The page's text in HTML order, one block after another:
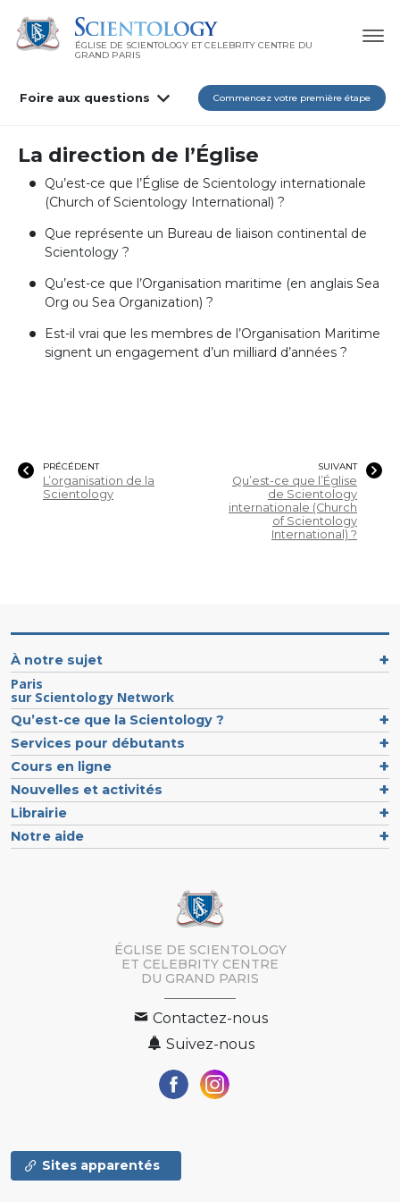
ÉGLISE DE SCIENTOLOGY ET CELEBRITY CENTRE DU
GRAND PARIS
Foire aux questions Commencez votre première étape
La direction de l’Église
Qu’est-ce que l’Église de Scientology internationale
(Church of Scientology International) ?
Que représente un Bureau de liaison continental de
Scientology ?
Qu’est-ce que l’Organisation maritime (en anglais Sea
Org ou Sea Organization) ?
Est-il vrai que les membres de l’Organisation Maritime
signent un engagement d’un milliard d’années ?
PRÉCÉDENT
L’organisation de la
Scientology
SUIVANT
Qu’est-ce que l’Église
de Scientology
internationale (Church
of Scientology
International) ?
À notre sujet
Paris
sur Scientology Network
Qu’est-ce que la Scientology ?
Services pour débutants
Cours en ligne
Nouvelles et activités
Librairie
Notre aide
ÉGLISE DE SCIENTOLOGY
ET CELEBRITY CENTRE
DU GRAND PARIS
Contactez-nous
Suivez-nous
Sites apparentés